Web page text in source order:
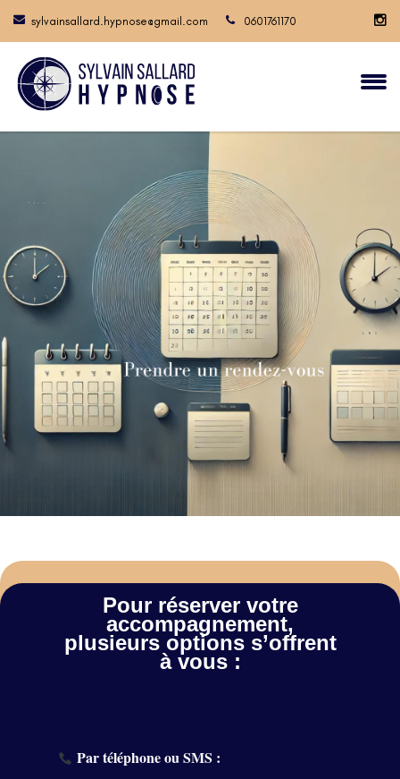
sylvainsallard.hypnose@gmail.com 0601761170
Pour réserver votre
accompagnement,
plusieurs options s’offrent
à vous :
Par téléphone ou SMS :